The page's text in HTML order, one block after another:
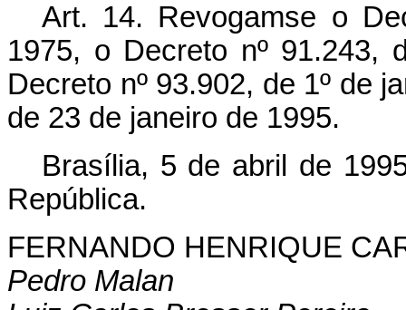
Art. 14. Revogam­se o
1975, o Decreto nº 91.243,
Decreto nº 93.902, de 1º de
de 23 de janeiro de 1995.
Brasília, 5 de abril de
República.
FERNANDO HENRIQUE
Pedro Malan